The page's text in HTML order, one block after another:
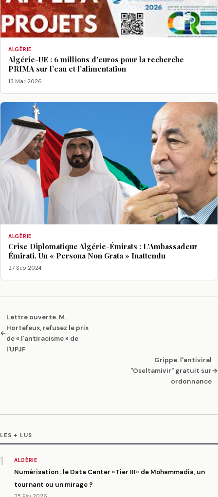
ALGÉRIE
Algérie-UE : 6 millions d’euros pour la recherche
PRIMA sur l’eau et l’alimentation
13 Mar 2026
ALGÉRIE
Crise Diplomatique Algérie-Émirats : L’Ambassadeur
Émirati, Un « Persona Non Grata » Inattendu
27 Sep 2024
←
Lettre ouverte. M.
Hortefeux, refusez le prix
de « l'antiracisme » de
l'UPJF
Grippe: l'antiviral
"Oseltamivir" gratuit sur
ordonnance
→
LES + LUS
1 ALGÉRIE
Numérisation : le Data Center «Tier III» de Mohammadia, un
tournant ou un mirage ?